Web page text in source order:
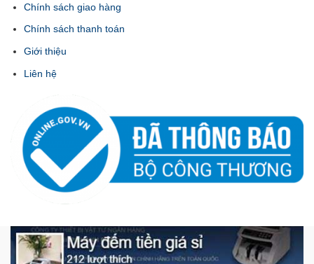
Chính sách giao hàng
Chính sách thanh toán
Giới thiệu
Liên hệ